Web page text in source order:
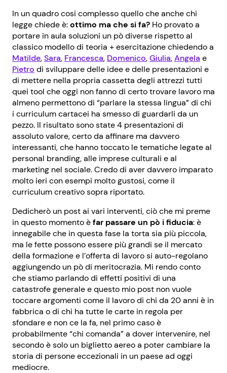
In un quadro cosi complesso quello che anche chi
legge chiede è:ottimo ma che si fa? Ho provato a
portare in aula soluzioni un pò diverse rispetto al
classico modello di teoria + esercitazione chiedendo a
Matilde,Sara, Francesca, Domenico,Giulia,Angela e
Pietro di sviluppare delle idee e delle presentazioni e
di mettere nella propria cassetta degli attrezzi tutti
quei tool che oggi non fanno di certo trovare lavoro ma
almeno permettono di “parlare la stessa lingua” di chi
i curriculum cartacei ha smesso di guardarli da un
pezzo. Il risultato sono state 4 presentazioni di
assoluto valore, certo da affinare ma davvero
interessanti, che hanno toccato le tematiche legate al
personal branding, alle imprese culturali e al
marketing nel sociale. Credo di aver davvero imparato
molto ieri con esempi molto gustosi, come il
curriculum creativo sopra riportato.
Dedicherò un post ai vari interventi, ciò che mi preme
in questo momento èfar passare un pò i fiducia: è
innegabile che in questa fase la torta sia più piccola,
ma le fette possono essere più grandi se il mercato
della formazione e l’offerta di lavoro si auto-regolano
aggiungendo un pò di meritocrazia. Mi rendo conto
che stiamo parlando di effetti positivi di una
catastrofe generale e questo mio post non vuole
toccare argomenti come il lavoro di chi da 20 anni è in
fabbrica o di chi ha tutte le carte in regola per
sfondare e non ce la fa, nel primo caso è
probabilmente “chi comanda” a dover intervenire, nel
secondo è solo un biglietto aereo a poter cambiare la
storia di persone eccezionali in un paese ad oggi
mediocre.